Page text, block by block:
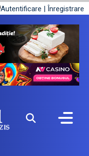
Autentificare | Înregistrare